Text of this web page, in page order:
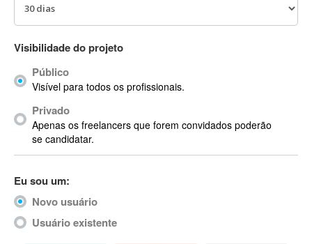
ACID Pro
ACPI
Acrobat
Acrobat X
Acronis
ACT
Actimize
ActionScript
ActionScript 3
Visibilidade do projeto
Público
Visível para todos os profissionais.
Privado
Apenas os freelancers que forem convidados poderão
se candidatar.
Eu sou um:
Novo usuário
Usuário existente